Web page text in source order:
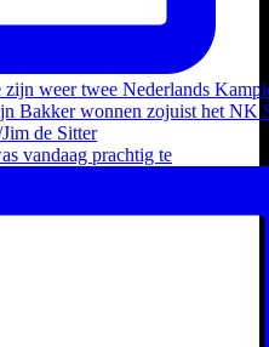
vandaag prachtig te